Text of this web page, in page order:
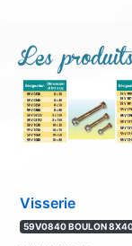
Les
Visserie
59V0840 BOULON